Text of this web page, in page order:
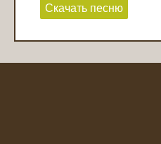
Скачать песню